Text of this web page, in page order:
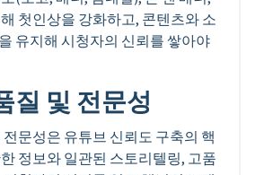
첫인상을 강화하고, 콘텐츠와 소
유지해 시청자의 신뢰를 쌓아야
질 및 전문성
문성은 유튜브 신뢰도 구축의 핵
정보와 일관된 스토리텔링, 고품